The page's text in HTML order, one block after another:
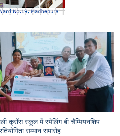
क्रॉस स्कूल में स्पेलिंग बी चैम्पियनशिप
सम्मान समारोह